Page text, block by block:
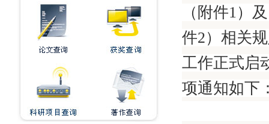
（附件1）
件2）相关
工作正式启
项通知如下